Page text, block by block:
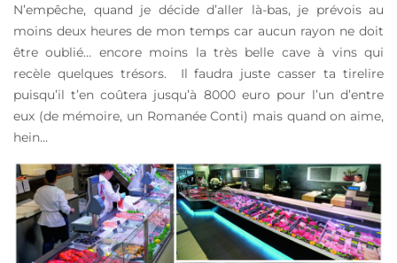
N’empêche, quand je décide d’aller là-bas, je prévois au
moins deux heures de mon temps car aucun rayon ne doit
être oublié… encore moins la très belle cave à vins qui
recèle quelques trésors. Il faudra juste casser ta tirelire
puisqu’il t’en coûtera jusqu’à 8000 euro pour l’un d’entre
eux (de mémoire, un Romanée Conti) mais quand on aime,
hein…